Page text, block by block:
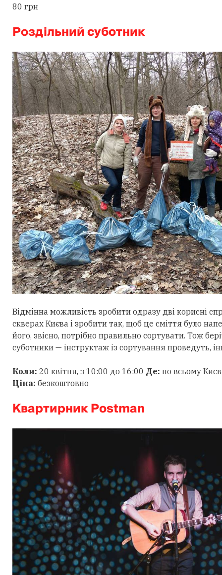
80 грн
Роздільний суботник
Відмінна можливість зробити одразу дві корисні
скверах Києва і зробити так, щоб це сміття було
його, звісно, потрібно правильно сортувати. Тож
суботники — інструктаж із сортування проведуть,
Коли: 20 квітня, з 10:00 до 16:00 Де: по всьому
Ціна: безкоштовно
Квартирник Postman